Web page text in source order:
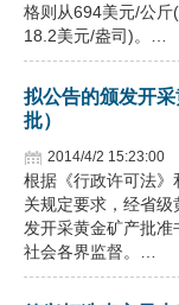
格则从694美元/公
18.2美元/盎司)。…
拟公告的颁发开
批）
2014/4/2 15:23:00
根据《行政许可法
关规定要求，经省
发开采黄金矿产批
社会各界监督。…